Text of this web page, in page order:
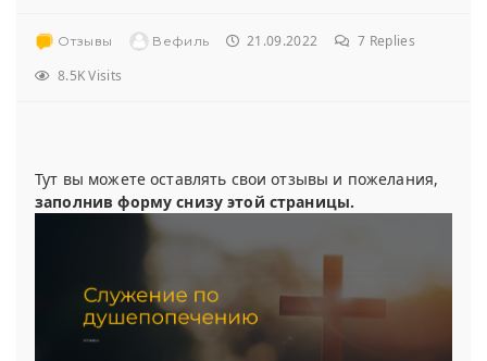
Отзывы Вефиль 21.09.2022 7 Replies
8.5K Visits
Тут вы можете оставлять свои отзывы и пожелания,
заполнив форму снизу этой страницы.